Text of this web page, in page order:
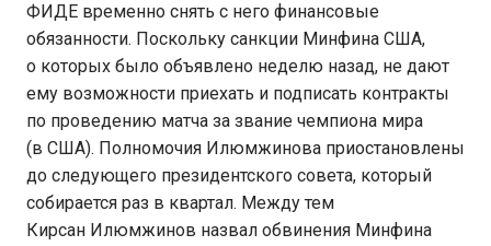
ФИДЕ временно снять с него финансовые
обязанности. Поскольку санкции Минфина США,
о которых было объявлено неделю назад, не дают
ему возможности приехать и подписать контракты
по проведению матча за звание чемпиона мира
(в США). Полномочия Илюмжинова приостановлены
до следующего президентского совета, который
собирается раз в квартал. Между тем
Кирсан Илюмжинов назвал обвинения Минфина